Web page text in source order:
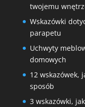
twojemu
Wskazówki
parapetu
Uchwyty
domowych
12 wskazówek,
sposób
3 wskazówki,